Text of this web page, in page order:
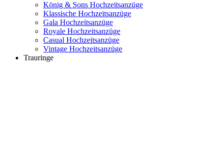
König & Sons Hochzeitsanzüge
Klassische Hochzeitsanzüge
Gala Hochzeitsanzüge
Royale Hochzeitsanzüge
Casual Hochzeitsanzüge
Vintage Hochzeitsanzüge
Trauringe